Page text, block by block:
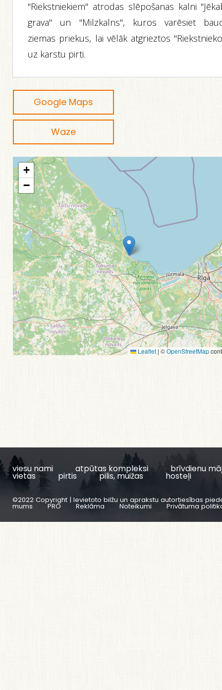
"Riekstniekiem" atrodas slēpošanas kalni
grava" un "Milzkalns", kuros varēsiet
ziemas priekus, lai vēlāk atgrieztos
uz karstu pirti.
Google Maps
Waze
+
−
Leaflet | ©OpenStreetMap
viesu nami atpūtas kompleksi brīvdienu
vietas pirtis pilis, muižas hosteļi
©2022 Copyright | Ievietoto bilžu un aprakstu autortiesības
mums PRO Reklāma Noteikumi Privātuma